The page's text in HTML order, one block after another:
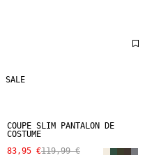
SALE
COUPE SLIM PANTALON DE
COSTUME
83,95 €119,99 €